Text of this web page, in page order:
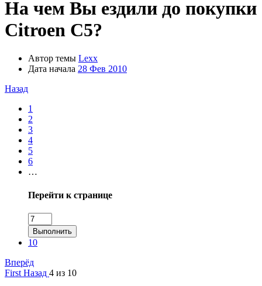
На чем Вы ездили до покупки
Citroen C5?
Автор темы Lexx
Дата начала 28 Фев 2010
Назад
1
2
3
4
5
6
…
Перейти к странице
Выполнить
10
Вперёд
First Назад 4 из 10